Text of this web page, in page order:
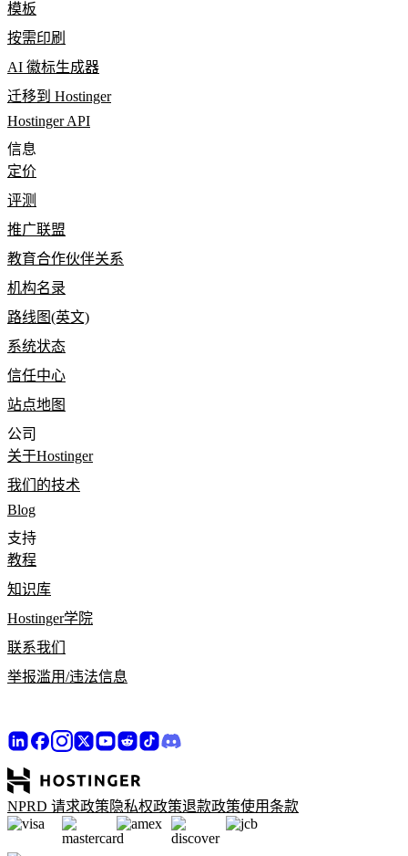
模板
按需印刷
AI 徽标生成器
迁移到 Hostinger
Hostinger API
信息
定价
评测
推广联盟
教育合作伙伴关系
机构名录
路线图(英文)
系统状态
信任中心
站点地图
公司
关于Hostinger
我们的技术
Blog
支持
教程
知识库
Hostinger学院
联系我们
举报滥用/违法信息
NPRD 请求政策 隐私权政策退款政策使用条款